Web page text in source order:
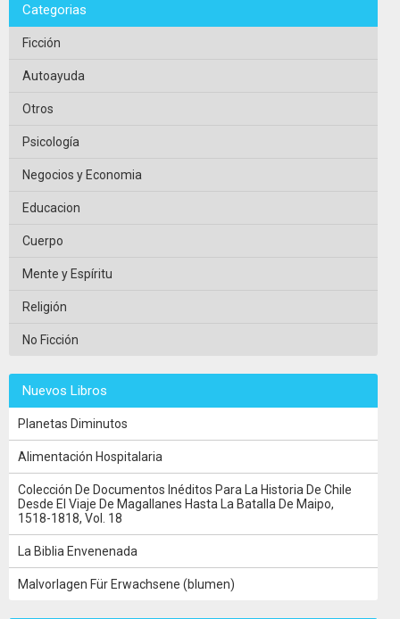
Categorias
Ficción
Autoayuda
Otros
Psicología
Negocios y Economia
Educacion
Cuerpo
Mente y Espíritu
Religión
No Ficción
Nuevos Libros
Planetas Diminutos
Alimentación Hospitalaria
Colección De Documentos Inéditos Para La Historia De Chile
Desde El Viaje De Magallanes Hasta La Batalla De Maipo,
1518-1818, Vol. 18
La Biblia Envenenada
Malvorlagen Für Erwachsene (blumen)